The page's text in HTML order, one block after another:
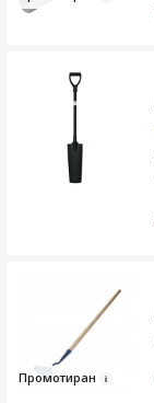
Промотиран